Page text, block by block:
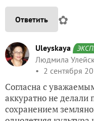
Ответить ✿
Uleyskaya
Людмила
2 сентября
Согласна с
аккуратно не делали
сохранением